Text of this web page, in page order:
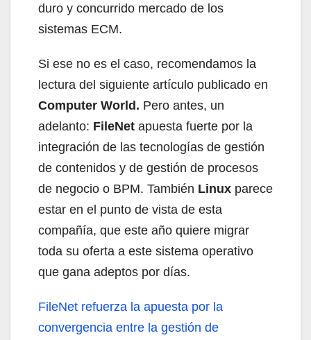
duro y concurrido mercado de los
sistemas ECM.
Si ese no es el caso, recomendamos la
lectura del siguiente artículo publicado en
Computer World. Pero antes, un
adelanto: FileNet apuesta fuerte por la
integración de las tecnologías de gestión
de contenidos y de gestión de procesos
de negocio o BPM. También Linux parece
estar en el punto de vista de esta
compañía, que este año quiere migrar
toda su oferta a este sistema operativo
que gana adeptos por días.
FileNet refuerza la apuesta por la
convergencia entre la gestión de